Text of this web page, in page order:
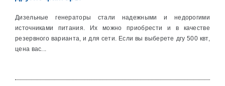
Дизельные генераторы стали надежными и недорогими
источниками питания. Их можно приобрести и в качестве
резервного варианта, и для сети. Если вы выберете дгу 500 квт,
цена вас...